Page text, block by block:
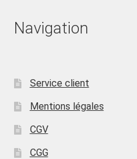
Navigation
Service client
Mentions légales
CGV
CGG